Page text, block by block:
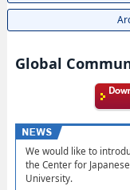
Global
We would like to
the Center for
University.